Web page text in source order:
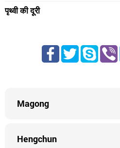
पृथ्वी की दूरी
Magong
Hengchun